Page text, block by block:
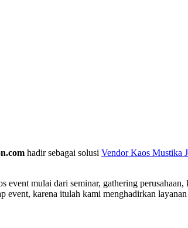
hadir sebagai solusi Vendor Kaos Mustika
event mulai dari seminar, gathering
karena itulah kami menghadirkan